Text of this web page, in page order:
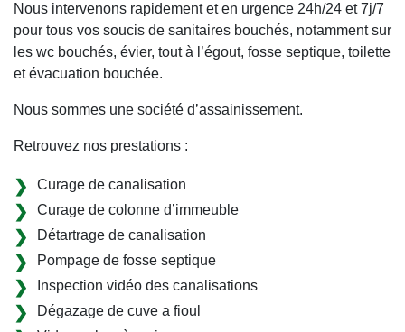
Nous intervenons rapidement et en urgence 24h/24 et 7j/7
pour tous vos soucis de sanitaires bouchés, notamment sur
les wc bouchés, évier, tout à l’égout, fosse septique, toilette
et évacuation bouchée.
Nous sommes une société d’assainissement.
Retrouvez nos prestations :
Curage de canalisation
Curage de colonne d’immeuble
Détartrage de canalisation
Pompage de fosse septique
Inspection vidéo des canalisations
Dégazage de cuve a fioul